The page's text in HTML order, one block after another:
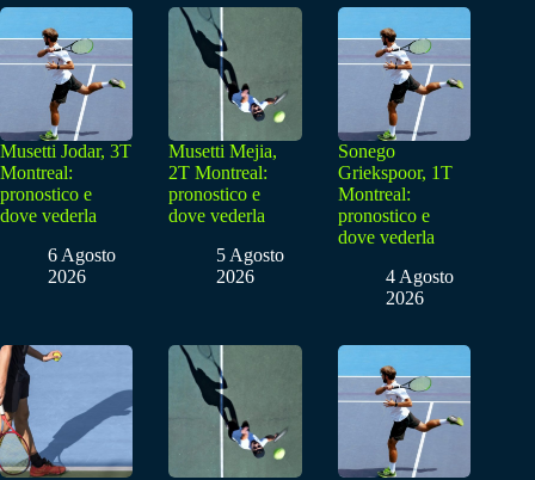
Musetti Jodar, 3T
Montreal:
pronostico e
dove vederla
6 Agosto
2026
Musetti Mejia,
2T Montreal:
pronostico e
dove vederla
5 Agosto
2026
Sonego
Griekspoor, 1T
Montreal:
pronostico e
dove vederla
4 Agosto
2026